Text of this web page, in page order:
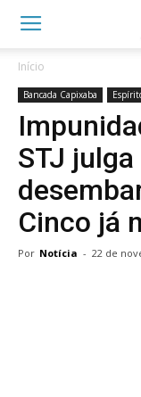
Início
Bancada Capixaba
STJ
Cinco já
Por Notícia - 22 de